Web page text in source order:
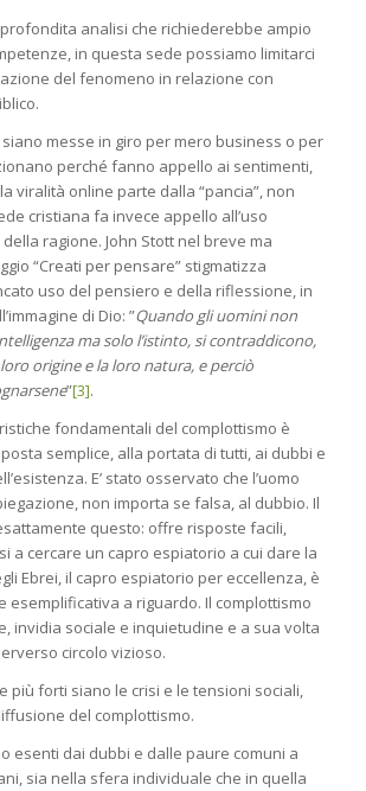
analisi che richiederebbe ampio
in questa sede possiamo limitarci
del fenomeno in relazione con
siano messe in giro per mero business o per
perché fanno appello ai sentimenti,
viralità online parte dalla “pancia”, non
cristiana fa invece appello all’uso
ragione. John Stott nel breve ma
“Creati per pensare” stigmatizza
uso del pensiero e della riflessione, in
di Dio: ”Quando gli uomini non
ma solo l’istinto, si contraddicono,
origine e la loro natura, e perciò
”[3].
fondamentali del complottismo è
semplice, alla portata di tutti, ai dubbi e
E’ stato osservato che l’uomo
non importa se falsa, al dubbio. Il
questo: offre risposte facili,
a cercare un capro espiatorio a cui dare la
Ebrei, il capro espiatorio per eccellenza, è
esemplificativa a riguardo. Il complottismo
invidia sociale e inquietudine e a sua volta
circolo vizioso.
più forti siano le crisi e le tensioni sociali,
del complottismo.
esenti dai dubbi e dalle paure comuni a
sia nella sfera individuale che in quella